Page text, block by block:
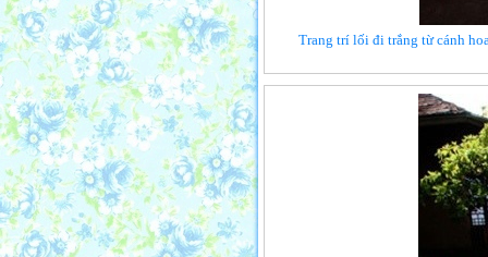
Trang trí lối đi trắng từ cánh